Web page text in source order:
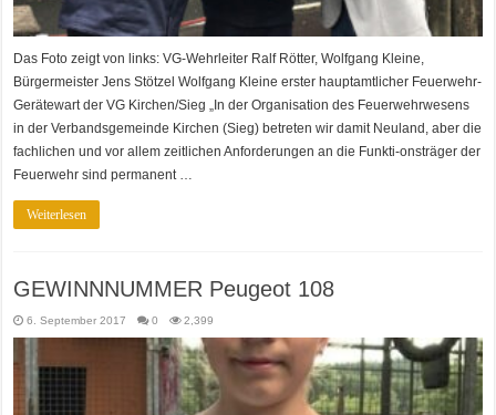
Das Foto zeigt von links: VG-Wehrleiter Ralf Rötter, Wolfgang Kleine,
Bürgermeister Jens Stötzel Wolfgang Kleine erster hauptamtlicher Feuerwehr-
Gerätewart der VG Kirchen/Sieg „In der Organisation des Feuerwehrwesens
in der Verbandsgemeinde Kirchen (Sieg) betreten wir damit Neuland, aber die
fachlichen und vor allem zeitlichen Anforderungen an die Funkti-onsträger der
Feuerwehr sind permanent …
Weiterlesen
GEWINNNUMMER Peugeot 108
6. September 2017 0 2,399